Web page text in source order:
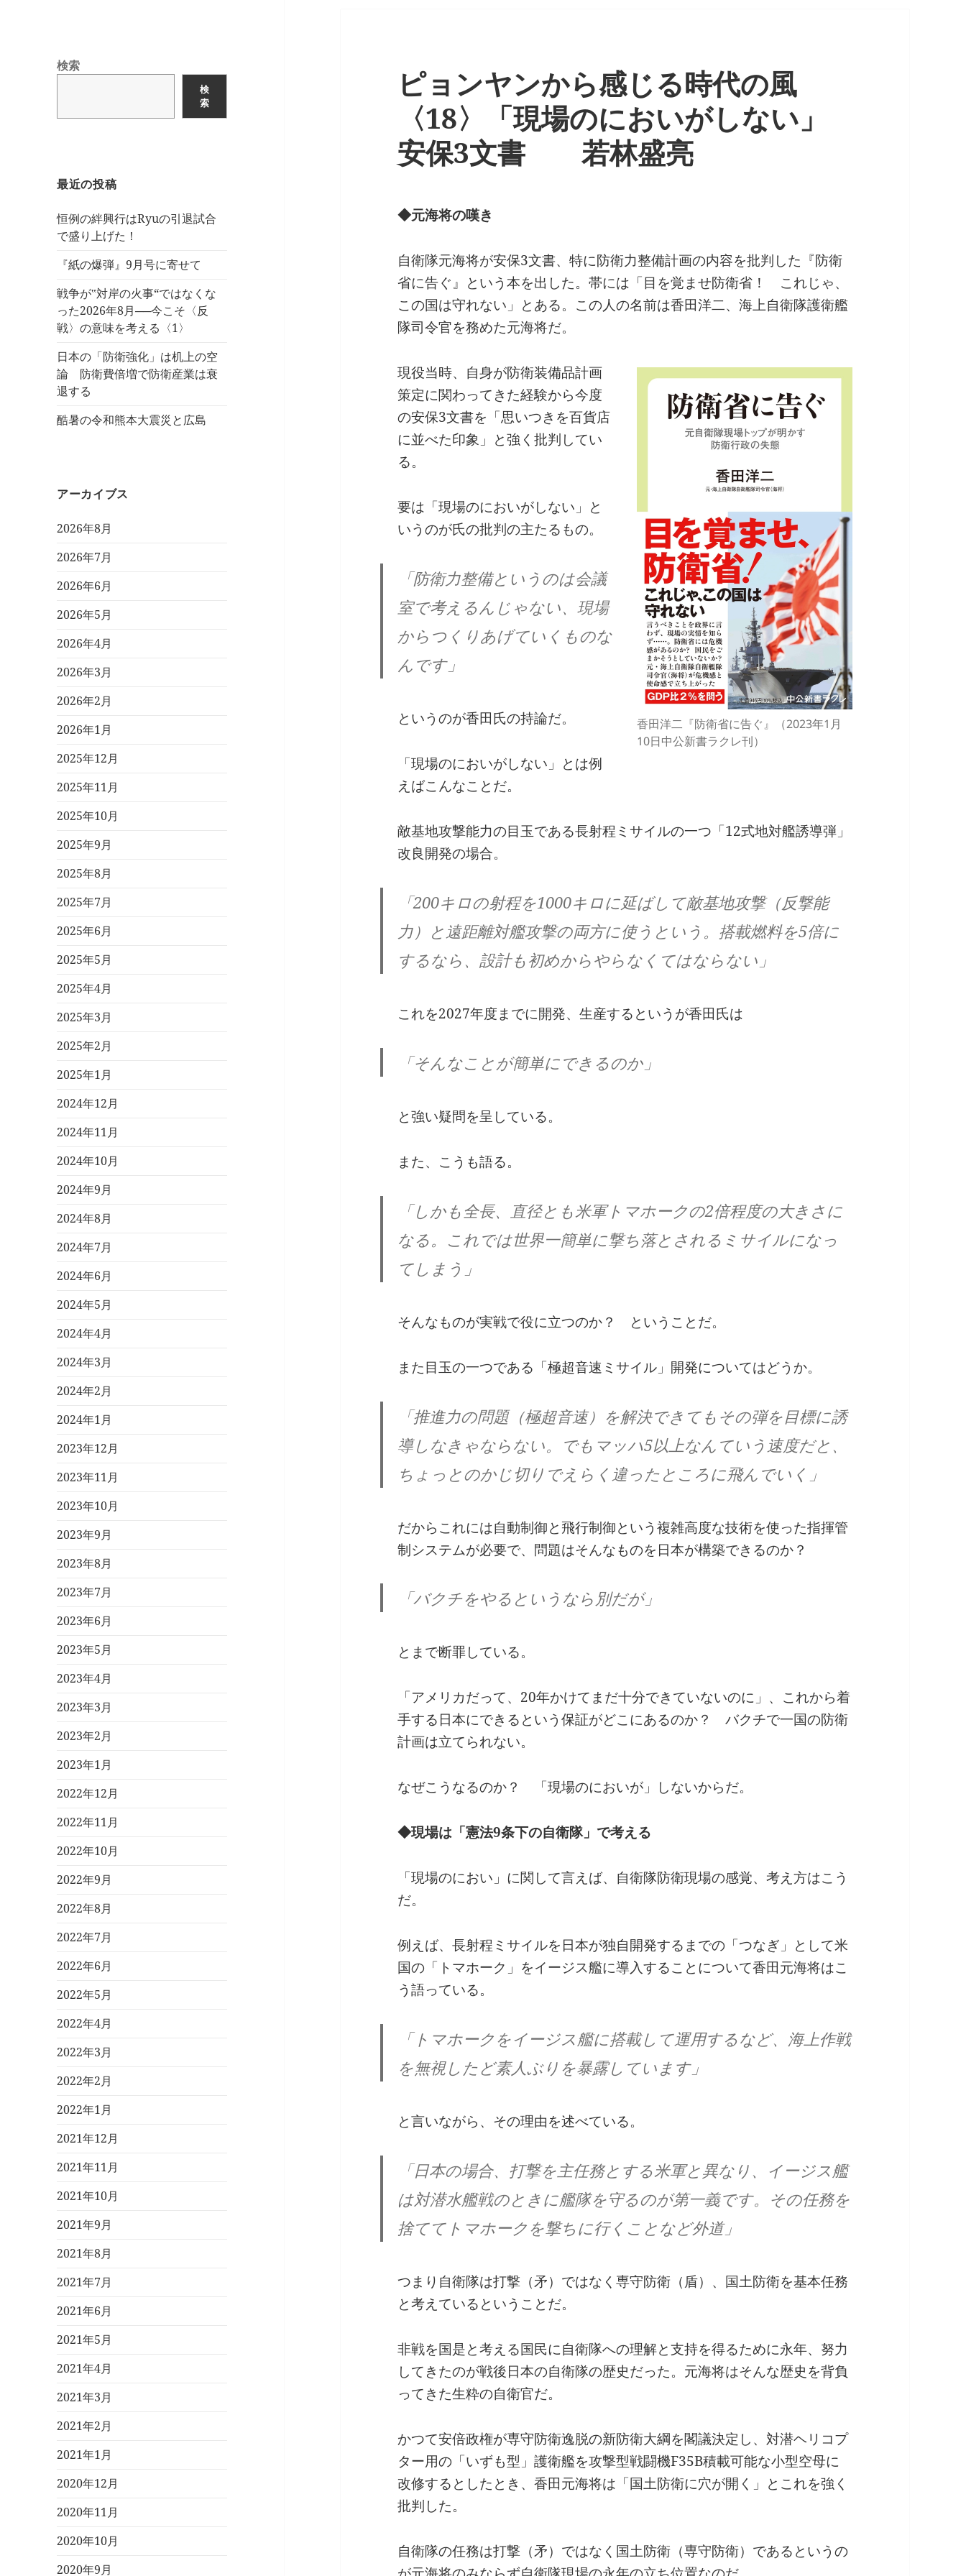
検索
検
索
最近の投稿
恒例の絆興行はRyuの引退試合
で盛り上げた！
『紙の爆弾』9月号に寄せて
戦争が‟対岸の火事“ではなくな
った2026年8月──今こそ〈反
戦〉の意味を考える〈1〉
日本の「防衛強化」は机上の空
論 防衛費倍増で防衛産業は衰
退する
酷暑の令和熊本大震災と広島
アーカイブス
2026年8月
2026年7月
2026年6月
2026年5月
2026年4月
2026年3月
2026年2月
2026年1月
2025年12月
2025年11月
2025年10月
2025年9月
2025年8月
2025年7月
2025年6月
2025年5月
2025年4月
2025年3月
2025年2月
2025年1月
2024年12月
2024年11月
2024年10月
2024年9月
2024年8月
2024年7月
2024年6月
2024年5月
2024年4月
2024年3月
2024年2月
2024年1月
2023年12月
2023年11月
2023年10月
2023年9月
2023年8月
2023年7月
2023年6月
2023年5月
2023年4月
2023年3月
2023年2月
2023年1月
2022年12月
2022年11月
2022年10月
2022年9月
2022年8月
2022年7月
2022年6月
2022年5月
2022年4月
2022年3月
2022年2月
2022年1月
2021年12月
2021年11月
2021年10月
2021年9月
2021年8月
2021年7月
2021年6月
2021年5月
2021年4月
2021年3月
2021年2月
2021年1月
2020年12月
2020年11月
2020年10月
2020年9月
ピョンヤンから感じる時代の風
〈18〉「現場のにおいがしない」
安保3文書 若林盛亮
◆元海将の嘆き
自衛隊元海将が安保3文書、特に防衛力整備計画の内容を批判した『防衛
省に告ぐ』という本を出した。帯には「目を覚ませ防衛省！ これじゃ、
この国は守れない」とある。この人の名前は香田洋二、海上自衛隊護衛艦
隊司令官を務めた元海将だ。
香田洋二『防衛省に告ぐ』（2023年1月
10日中公新書ラクレ刊）
現役当時、自身が防衛装備品計画
策定に関わってきた経験から今度
の安保3文書を「思いつきを百貨店
に並べた印象」と強く批判してい
る。
要は「現場のにおいがしない」と
いうのが氏の批判の主たるもの。
「防衛力整備というのは会議
室で考えるんじゃない、現場
からつくりあげていくものな
んです」
というのが香田氏の持論だ。
「現場のにおいがしない」とは例
えばこんなことだ。
敵基地攻撃能力の目玉である長射程ミサイルの一つ「12式地対艦誘導弾」
改良開発の場合。
「200キロの射程を1000キロに延ばして敵基地攻撃（反撃能
力）と遠距離対艦攻撃の両方に使うという。搭載燃料を5倍に
するなら、設計も初めからやらなくてはならない」
これを2027年度までに開発、生産するというが香田氏は
「そんなことが簡単にできるのか」
と強い疑問を呈している。
また、こうも語る。
「しかも全長、直径とも米軍トマホークの2倍程度の大きさに
なる。これでは世界一簡単に撃ち落とされるミサイルになっ
てしまう」
そんなものが実戦で役に立つのか？ ということだ。
また目玉の一つである「極超音速ミサイル」開発についてはどうか。
「推進力の問題（極超音速）を解決できてもその弾を目標に誘
導しなきゃならない。でもマッハ5以上なんていう速度だと、
ちょっとのかじ切りでえらく違ったところに飛んでいく」
だからこれには自動制御と飛行制御という複雑高度な技術を使った指揮管
制システムが必要で、問題はそんなものを日本が構築できるのか？
「バクチをやるというなら別だが」
とまで断罪している。
「アメリカだって、20年かけてまだ十分できていないのに」、これから着
手する日本にできるという保証がどこにあるのか？ バクチで一国の防衛
計画は立てられない。
なぜこうなるのか？ 「現場のにおいが」しないからだ。
◆現場は「憲法9条下の自衛隊」で考える
「現場のにおい」に関して言えば、自衛隊防衛現場の感覚、考え方はこう
だ。
例えば、長射程ミサイルを日本が独自開発するまでの「つなぎ」として米
国の「トマホーク」をイージス艦に導入することについて香田元海将はこ
う語っている。
「トマホークをイージス艦に搭載して運用するなど、海上作戦
を無視したど素人ぶりを暴露しています」
と言いながら、その理由を述べている。
「日本の場合、打撃を主任務とする米軍と異なり、イージス艦
は対潜水艦戦のときに艦隊を守るのが第一義です。その任務を
捨ててトマホークを撃ちに行くことなど外道」
つまり自衛隊は打撃（矛）ではなく専守防衛（盾）、国土防衛を基本任務
と考えているということだ。
非戦を国是と考える国民に自衛隊への理解と支持を得るために永年、努力
してきたのが戦後日本の自衛隊の歴史だった。元海将はそんな歴史を背負
ってきた生粋の自衛官だ。
かつて安倍政権が専守防衛逸脱の新防衛大綱を閣議決定し、対潜ヘリコプ
ター用の「いずも型」護衛艦を攻撃型戦闘機F35B積載可能な小型空母に
改修するとしたとき、香田元海将は「国土防衛に穴が開く」とこれを強く
批判した。
自衛隊の任務は打撃（矛）ではなく国土防衛（専守防衛）であるというの